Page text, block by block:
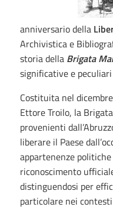
anniversario della
Archivistica e
storia della Brigata
significative e
Costituita nel
Ettore Troilo, la
provenienti
liberare il Paese
appartenenze
riconoscimento
distinguendosi per
particolare nei